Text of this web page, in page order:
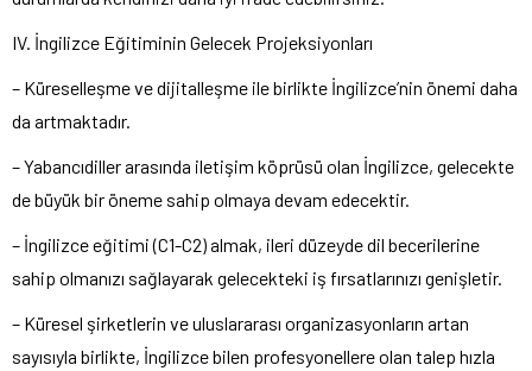
IV. İngilizce Eğitiminin Gelecek Projeksiyonları
– Küreselleşme ve dijitalleşme ile birlikte İngilizce’nin önemi daha
da artmaktadır.
– Yabancıdiller arasında iletişim köprüsü olan İngilizce, gelecekte
de büyük bir öneme sahip olmaya devam edecektir.
– İngilizce eğitimi (C1-C2) almak, ileri düzeyde dil becerilerine
sahip olmanızı sağlayarak gelecekteki iş fırsatlarınızı genişletir.
– Küresel şirketlerin ve uluslararası organizasyonların artan
sayısıyla birlikte, İngilizce bilen profesyonellere olan talep hızla